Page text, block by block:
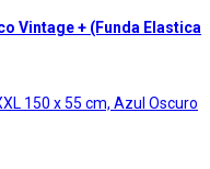
Vintage + (Funda Elastica